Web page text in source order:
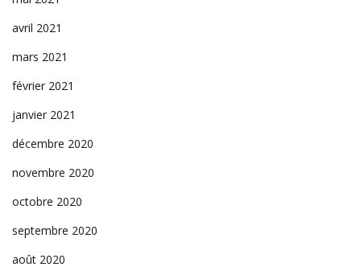
avril 2021
mars 2021
février 2021
janvier 2021
décembre 2020
novembre 2020
octobre 2020
septembre 2020
août 2020